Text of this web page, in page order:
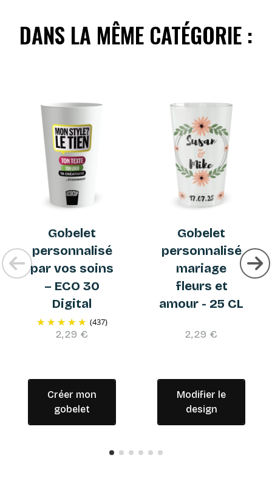
DANS LA MÊME CATÉGORIE :
Gobelet
personnalisé
par vos soins
– ECO 30
Digital
(437)
2,29 €
Créer mon
gobelet
Gobelet
personnalisé
mariage
fleurs et
amour - 25 CL
2,29 €
Modifier le
design